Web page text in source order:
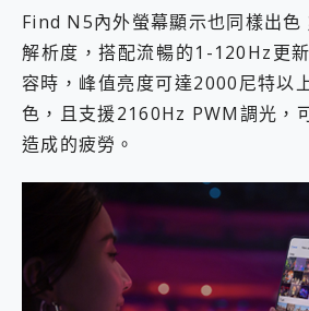
Find N5內外螢幕顯示也同樣出色
解析度，搭配流暢的1-120Hz更
容時，峰值亮度可達2000尼特以
色，且支援2160Hz PWM調光，
造成的疲勞。